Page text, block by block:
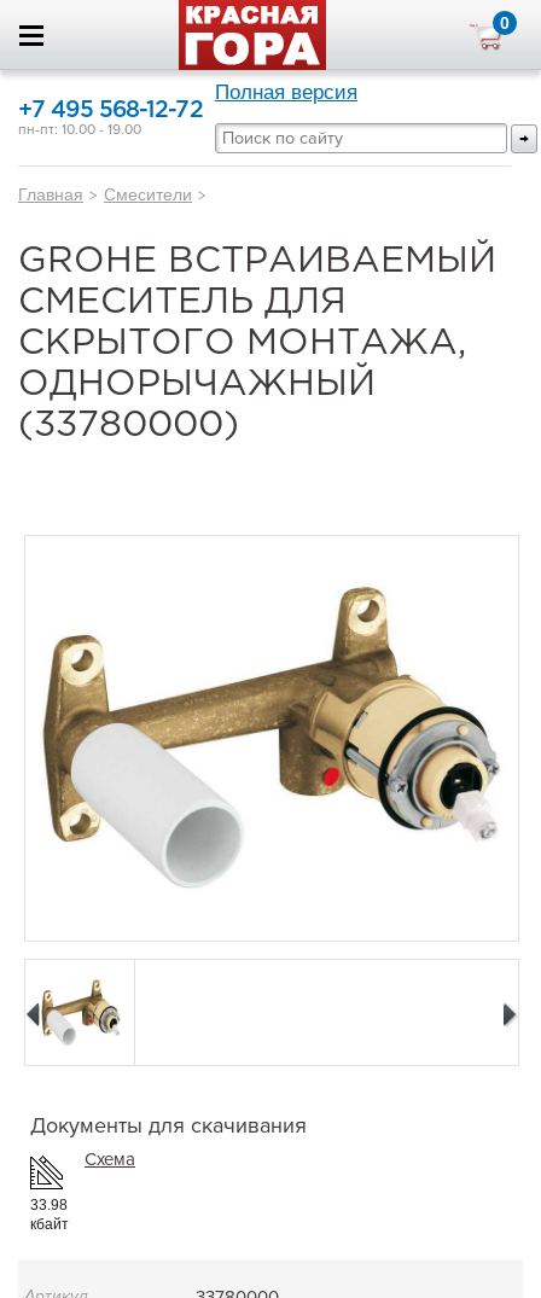
0
+7 495 568-12-72
пн-пт: 10.00 - 19.00
Полная версия
Главная > Смесители >
GROHE ВСТРАИВАЕМЫЙ
СМЕСИТЕЛЬ ДЛЯ
СКРЫТОГО МОНТАЖА,
ОДНОРЫЧАЖНЫЙ
(33780000)
Документы для скачивания
33.98
кбайт
Схема